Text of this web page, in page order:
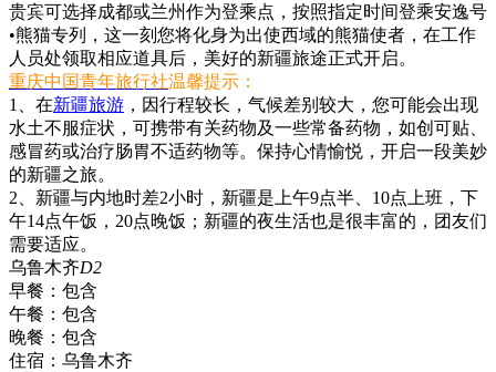
贵宾可选择成都或兰州作为登乘点，按照指定时间登乘安逸号
•熊猫专列，这一刻您将化身为出使西域的熊猫使者，在工作
人员处领取相应道具后，美好的新疆旅途正式开启。
重庆中国青年旅行社温馨提示：
1、在新疆旅游 ，因行程较长，气候差别较大，您可能会出现
水土不服症状，可携带有关药物及一些常备药物，如创可贴、
感冒药或治疗肠胃不适药物等。保持心情愉悦，开启一段美妙
的新疆之旅。
2、新疆与内地时差2小时，新疆是上午9点半、10点上班，下
午14点午饭，20点晚饭；新疆的夜生活也是很丰富的，团友们
需要适应。
乌鲁木齐D2
早餐： 包含
午餐： 包含
晚餐： 包含
住宿： 乌鲁木齐